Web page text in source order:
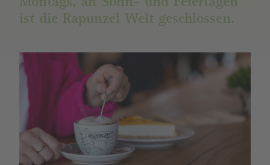
Montags, an Sonn- und Feiertagen
ist die Rapunzel Welt geschlossen.
Image